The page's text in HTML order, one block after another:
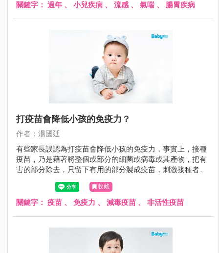
關鍵字： 過年 、 小兒疾病 、 流感 、 氣喘、 腸胃疾病
打疫苗會降低小孩的免疫力？
作者：湯國廷
有些家長誤認為打疫苗會降低小孩的免疫力，事實上，接種
疫苗，乃是藉著將整個或部分的細菌或病毒或其產物，把有
害的部分除去，只留下有用的部分製成疫苗，刺激接種者的
免疫系統，使接種者自己能產生危險性低卻類似自染感染的
免疫反應，也就是產生保護力（主動免疫）。 不可否認的，
預防重於治療。尤其對於傳染病，注射疫苗是抵抗傳染病最
收藏
關鍵字： 疫苗 、 免疫力 、 減毒疫苗 、 非活性疫苗